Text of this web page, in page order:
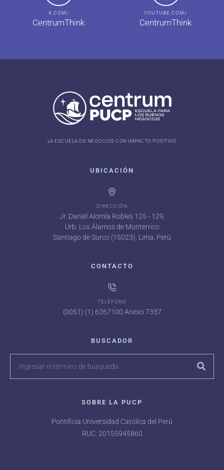
X.COM/
CentrumThink
YOUTUBE.COM/
CentrumThink
LA ESCUELA DE NEGOCIOS CON IMPACTO POSITIVO
UBICACIÓN
DIRECCIÓN
Jr. Daniel Alomía Robles 125 - 129,
Urb. Los Álamos de Monterrico
Santiago de Surco (15023), Lima, Perú
CONTACTO
TELÉFONO
(0051) (1) 6267100 Anexo 7337
BUSCADOR
SOBRE LA PUCP
Pontificia Universidad Católica del Perú
RUC: 20155945860